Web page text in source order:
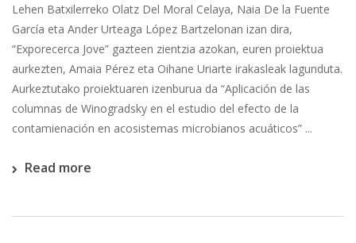
Lehen Batxilerreko Olatz Del Moral Celaya, Naia De la Fuente
García eta Ander Urteaga López Bartzelonan izan dira,
“Exporecerca Jove” gazteen zientzia azokan, euren proiektua
aurkezten, Amaia Pérez eta Oihane Uriarte irakasleak lagunduta.
Aurkeztutako proiektuaren izenburua da “Aplicación de las
columnas de Winogradsky en el estudio del efecto de la
contamienación en acosistemas microbianos acuáticos” ...
Read more